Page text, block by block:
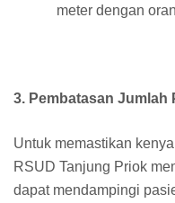
meter dengan
3. Pembatasan Jumlah
Untuk memastikan
RSUD Tanjung Priok
dapat mendampingi